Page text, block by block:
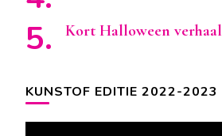
Kort Halloween
KUNSTOF EDITIE 2022-2023